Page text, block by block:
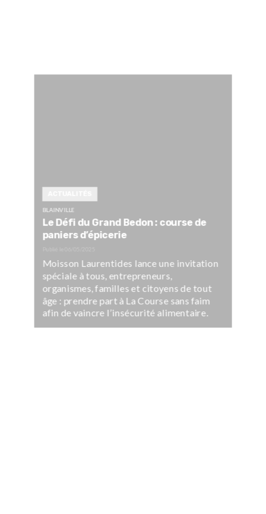
BLAINVILLE
Le Défi du Grand Bedon : course de
paniers d’épicerie
Moisson Laurentides lance une invitation
spéciale à tous, entrepreneurs,
organismes, familles et citoyens de tout
âge : prendre part à La Course sans faim
afin de vaincre l’insécurité alimentaire.